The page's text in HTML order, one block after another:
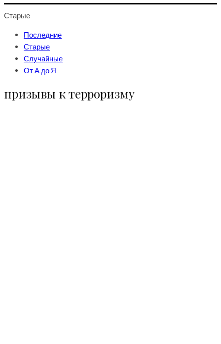
Старые
Последние
Старые
Случайные
От А до Я
призывы к терроризму